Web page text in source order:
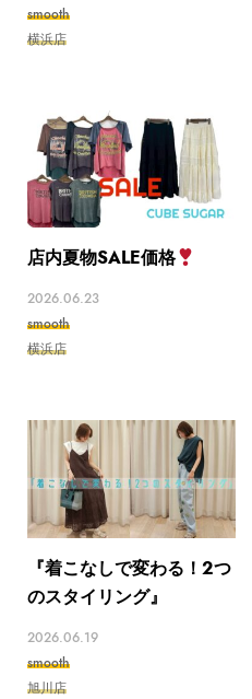
smooth
横浜店
店内夏物SALE価格
2026.06.23
smooth
横浜店
『着こなしで変わる！2つ
のスタイリング』
2026.06.19
smooth
旭川店